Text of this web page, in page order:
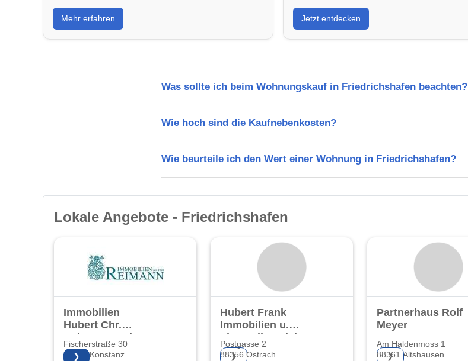
Mehr erfahren Jetzt entdecken
Was sollte ich beim Wohnungskauf in Friedrichshafen beachten?
Wie hoch sind die Kaufnebenkosten?
Wie beurteile ich den Wert einer Wohnung in Friedrichshafen?
Lokale Angebote - Friedrichshafen
Immobilien
Hubert Chr.
Reimann GmbH
Fischerstraße 30
78464 Konstanz
❯
Hubert Frank
Immobilien u.
Finanzdienstleistungen
Postgasse 2
88356 Ostrach
❯
Partnerhaus Rolf
Meyer
Am Haldenmoss 1
88361 Altshausen
❯